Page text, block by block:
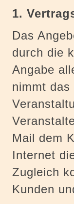
1.
Das
durch die
Angabe
nimmt
Mail dem
Internet
Zugleich
Kunden